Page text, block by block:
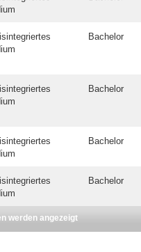
Bachelor
Bachelor
Bachelor
Bachelor
werden angezeigt